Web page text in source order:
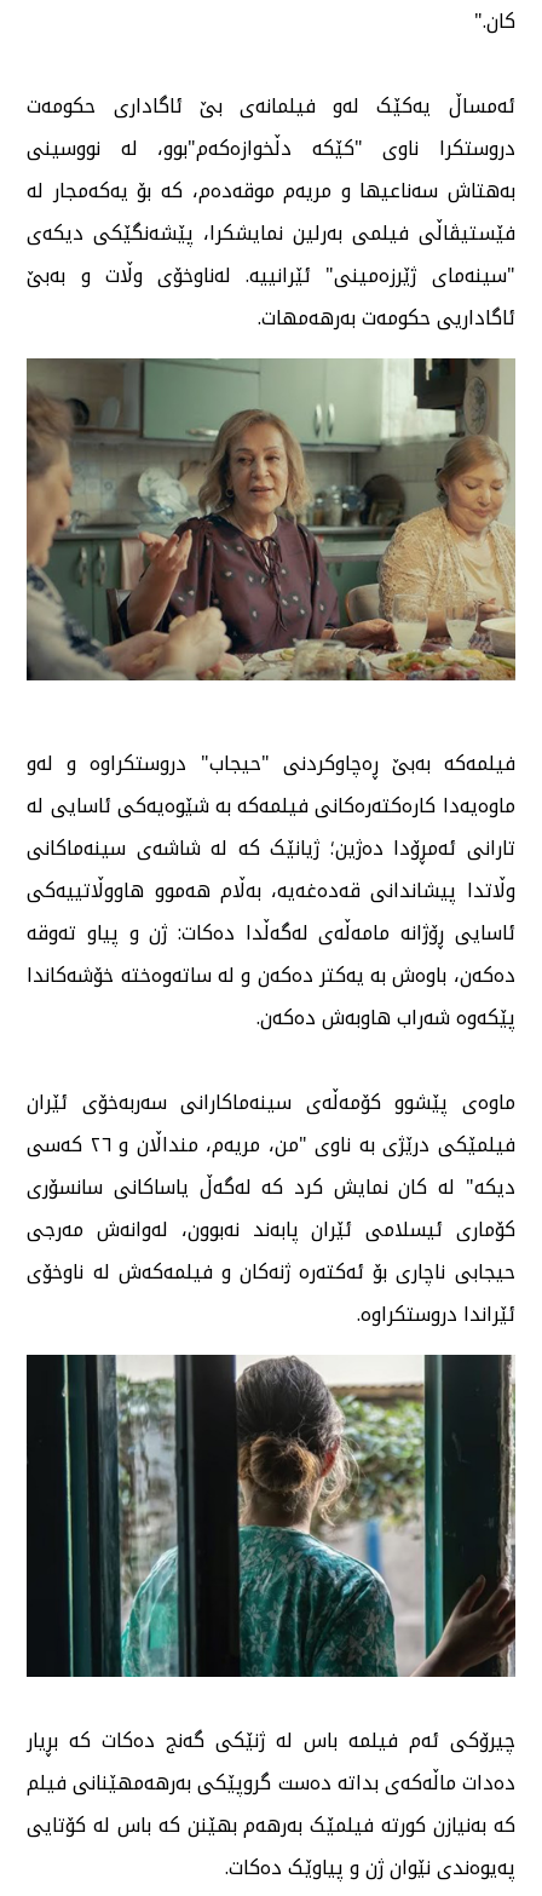
کان."
ئەمساڵ یەکێک لەو فیلمانەی بێ ئاگاداری حکومەت
دروستکرا ناوی "کێکە دڵخوازەکەم"بوو، لە نووسینی
بەهتاش سەناعیها و مریەم موقەدەم، کە بۆ یەکەمجار لە
فێستیڤاڵی فیلمی بەرلین نمایشکرا، پێشەنگێکی دیکەی
"سینەمای ژێرزەمینی" ئێرانییە. لەناوخۆی وڵات و بەبێ
ئاگاداریی حکومەت بەرهەمهات.
فیلمەکە بەبێ ڕەچاوکردنی "حیجاب" دروستکراوە و لەو
ماوەیەدا کارەکتەرەکانی فیلمەکە بە شێوەیەکی ئاسایی لە
تارانی ئەمڕۆدا دەژین؛ ژیانێک کە لە شاشەی سینەماکانی
وڵاتدا پیشاندانی قەدەغەیە، بەڵام هەموو هاووڵاتییەکی
ئاسایی ڕۆژانە مامەڵەی لەگەڵدا دەکات: ژن و پیاو تەوقە
دەکەن، باوەش بە یەکتر دەکەن و لە ساتەوەختە خۆشەکاندا
پێکەوە شەراب هاوبەش دەکەن.
ماوەی پێشوو کۆمەڵەی سینەماکارانی سەربەخۆی ئێران
فیلمێکی درێژی بە ناوی "من، مریەم، منداڵان و ٢٦ کەسی
دیکە" لە کان نمایش کرد کە لەگەڵ یاساکانی سانسۆری
کۆماری ئیسلامی ئێران پابەند نەبوون، لەوانەش مەرجی
حیجابی ناچاری بۆ ئەکتەرە ژنەکان و فیلمەکەش لە ناوخۆی
ئێراندا دروستکراوە.
چیرۆکی ئەم فیلمە باس لە ژنێکی گەنج دەکات کە بڕیار
دەدات ماڵەکەی بداتە دەست گروپێکی بەرهەمهێنانی فیلم
کە بەنیازن کورتە فیلمێک بەرهەم بهێنن کە باس لە کۆتایی
پەیوەندی نێوان ژن و پیاوێک دەکات.